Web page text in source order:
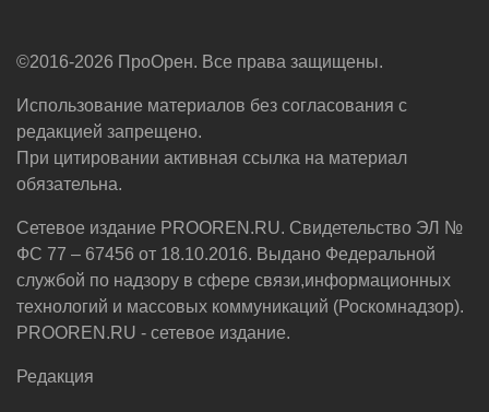
©2016-2026 ПроОрен. Все права защищены.
Использование материалов без согласования с
редакцией запрещено.
При цитировании активная ссылка на материал
обязательна.
Сетевое издание PROOREN.RU. Свидетельство ЭЛ №
ФС 77 – 67456 от 18.10.2016. Выдано Федеральной
службой по надзору в сфере связи,информационных
технологий и массовых коммуникаций (Роскомнадзор).
PROOREN.RU - сетевое издание.
Редакция